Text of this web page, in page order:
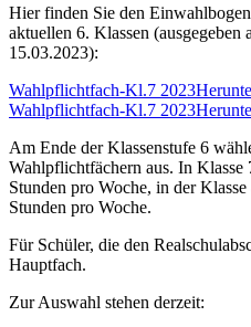
Hier finden Sie den
aktuellen 6. Klassen (ausgegeben
15.03.2023):
Wahlpflichtfach-Kl.7 2023
Wahlpflichtfach-Kl.7 2023
Am Ende der Klassenstufe 6
Wahlpflichtfächern aus. In Klasse
Stunden pro Woche, in der
Stunden pro Woche.
Für Schüler, die den
Hauptfach.
Zur Auswahl stehen derzeit: